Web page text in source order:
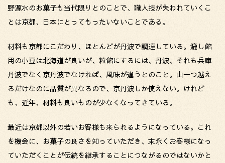
野源水のお菓子も当代限りとのことで、職人技が失われていくこ
とは京都、日本にとってもったいないことである。
材料も京都にこだわり、ほとんどが丹波で調達している。漉し餡
用の小豆は北海道が良いが、粒餡にするには、丹波、それも兵庫
丹波でなく京丹波でなければ、風味が違うとのこと。山一つ越え
るだけなのに品質が異なるので、京丹波しか使えない。けれど
も、近年、材料も良いものが少なくなってきている。
最近は京都以外の若いお客様も来られるようになっている。これ
を機会に、お菓子の良さを知っていただき、末永くお客様になっ
ていただくことが伝統を継承することにつながるのではないかと